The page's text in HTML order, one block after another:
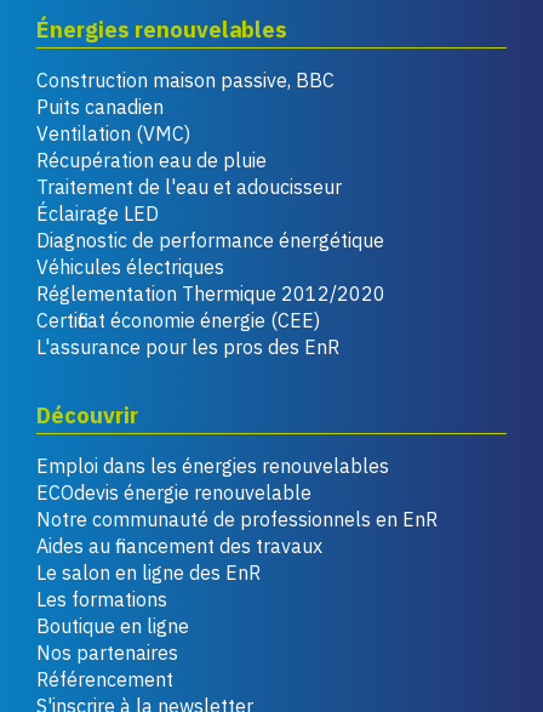
Énergies renouvelables
Construction maison passive, BBC
Puits canadien
Ventilation (VMC)
Récupération eau de pluie
Traitement de l'eau et adoucisseur
Éclairage LED
Diagnostic de performance énergétique
Véhicules électriques
Réglementation Thermique 2012/2020
Certificat économie énergie (CEE)
L'assurance pour les pros des EnR
Découvrir
Emploi dans les énergies renouvelables
ECOdevis énergie renouvelable
Notre communauté de professionnels en EnR
Aides au financement des travaux
Le salon en ligne des EnR
Les formations
Boutique en ligne
Nos partenaires
Référencement
S'inscrire à la newsletter